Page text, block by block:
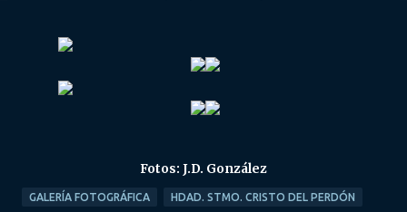
Fotos: J.D. González
GALERÍA FOTOGRÁFICA HDAD. STMO. CRISTO DEL PERDÓN